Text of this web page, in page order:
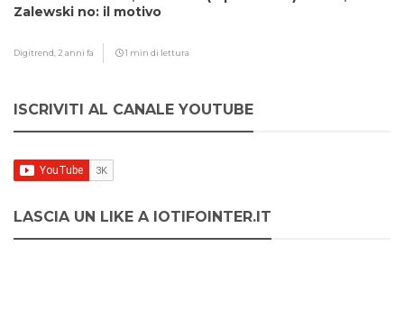
Zalewski no: il motivo
Digitrend, 2 anni fa 1 min di lettura
ISCRIVITI AL CANALE YOUTUBE
LASCIA UN LIKE A IOTIFOINTER.IT